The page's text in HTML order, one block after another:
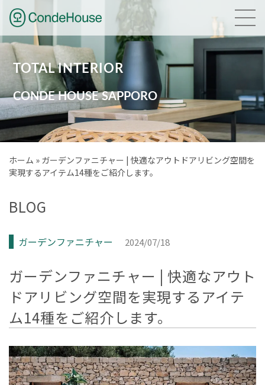
HOME
NEWS
GALLERY
BRAND
PLANNING
COMPANY
ACCESS
CONTACT
BLOG
ご来店予約はこちら
TOTAL INTERIOR
CONDE HOUSE SAPPORO
ホーム » ガーデンファニチャー | 快適なアウトドアリビング空間を
実現するアイテム14種をご紹介します。
BLOG
ガーデンファニチャー 2024/07/18
ガーデンファニチャー | 快適なアウト
ドアリビング空間を実現するアイテ
ム14種をご紹介します。